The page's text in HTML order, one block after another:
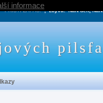
PRÍŠTÍ ZÁPAS:, zbývá:NaN den,
informace